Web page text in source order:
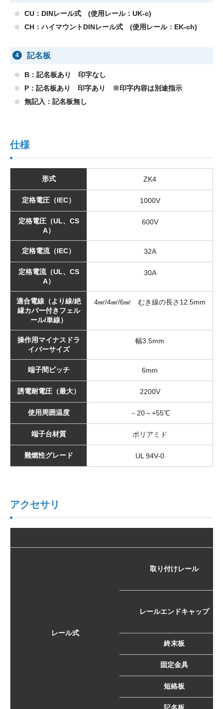
CU：DINレール式 (使用レール：UK-c)
CH：ハイマウントDINレール式 (使用レール：EK-ch)
4 記名板
B：記名板あり 印字なし
P：記名板あり 印字あり ※印字内容は別途指示
無記入：記名板無し
仕様
形式 ZK4
定格電圧（IEC） 1000V
定格電圧（UL、CS
A）
600V
定格電流（IEC） 32A
定格電流（UL、CS
A）
30A
適合電線（より線/絶
縁カバー付きフェル
ール/単線）
4㎟/4㎟/6㎟ むき線の長さ12.5mm
操作用マイナスドラ
イバーサイズ
幅3.5mm
端子間ピッチ 6mm
誘電耐電圧（最大） 2200V
使用周囲温度 －20～+55℃
端子台材質 ポリアミド
難燃性グレード UL 94V-0
アクセサリ
レール式
取り付けレール
レールエンドキャップ
終末板
固定金具
短絡板